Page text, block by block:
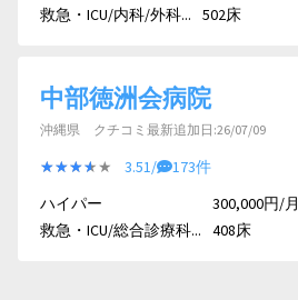
救急・ICU/内科/外科...
502床
中部徳洲会病院
沖縄県 クチコミ最新追加日:26/07/09
★★★★★
★★★★★ 3.51/
173件
ハイパー
救急・ICU/総合診療科...
300,000円/月
408床